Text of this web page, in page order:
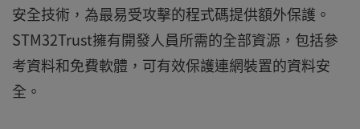
安全技術，為最易受攻擊的程式碼提供額外保護。
STM32Trust擁有開發人員所需的全部資源，包括參
考資料和免費軟體，可有效保護連網裝置的資料安
全。